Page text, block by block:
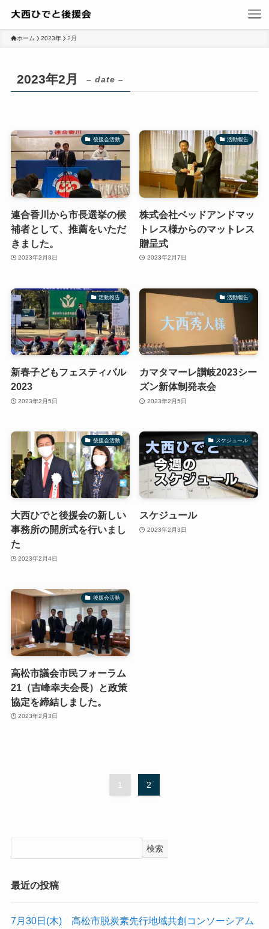
ホーム 2023年 2月
2023年2月 – date –
後援会活動
連合香川から市長選挙の候
補者として、推薦をいただ
きました。
2023年2月8日
活動報告
株式会社ベッドアンドマッ
トレス様からのマットレス
贈呈式
2023年2月7日
活動報告
新春子どもフェスティバル
2023
2023年2月5日
活動報告
カマタマーレ讃岐2023シー
ズン新体制発表会
2023年2月5日
後援会活動
大西ひでと後援会の新しい
事務所の開所式を行いまし
た
2023年2月4日
スケジュール
スケジュール
2023年2月3日
後援会活動
高松市議会市民フォーラム
21（吉峰幸夫会長）と政策
協定を締結しました。
2023年2月3日
1 2
検索
最近の投稿
7月30日(木) 高松市脱炭素先行地域共創コンソーシアム